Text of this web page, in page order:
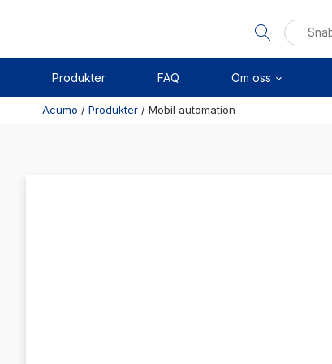
Sök
efter:
Produkter FAQ Om oss
Acumo / Produkter / Mobil automation